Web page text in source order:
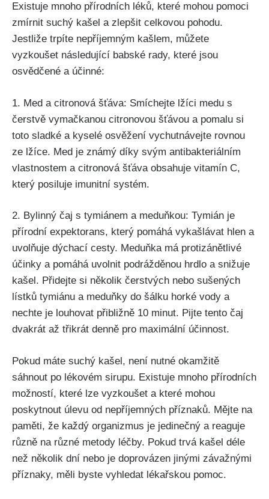
Existuje mnoho přírodních ‍léků, které‍ mohou pomoci
zmírnit suchý‌ kašel a zlepšit celkovou‍ pohodu.
Jestliže ‌trpíte nepříjemným kašlem, můžete
vyzkoušet následující babské rady, ⁢které jsou
osvědčené a účinné:
1.​ Med a ‍citronová šťáva: Smíchejte ⁣lžíci medu s
čerstvě vymačkanou citronovou šťávou a pomalu⁤ si
toto sladké a kyselé osvěžení vychutnávejte rovnou
ze lžíce. Med je známý díky svým antibakteriálním⁤
vlastnostem a citronová šťáva ‍obsahuje vitamín C,
který posiluje imunitní‍ systém.
2. Bylinný ‌čaj s tymiánem a meduňkou: Tymián ‌je
přírodní ​expektorans, který ‌pomáhá vykašlávat hlen a
uvolňuje‍ dýchací ‍cesty. ⁢Meduňka má protizánětlivé
účinky a pomáhá uvolnit podrážděnou ‍hrdlo ‌a ‌snižuje
kašel. Přidejte si‌ několik čerstvých nebo⁤ sušených
lístků ⁤tymiánu a meduňky do šálku ‍horké vody a
nechte je louhovat přibližně 10​ minut. Pijte tento čaj
dvakrát až třikrát denně pro maximální účinnost.
Pokud máte suchý kašel, není nutné okamžitě
sáhnout po⁣ lékovém sirupu. Existuje mnoho přírodních
možností, které lze vyzkoušet a‌ které mohou
poskytnout úlevu od nepříjemných příznaků. Mějte ⁢na
paměti, že každý organizmus je ‌jedinečný a⁣ reaguje
různě na různé metody léčby. Pokud ‍trvá kašel déle
než několik dní nebo je doprovázen jinými závažnými
příznaky, měli byste vyhledat lékařskou ⁣pomoc.